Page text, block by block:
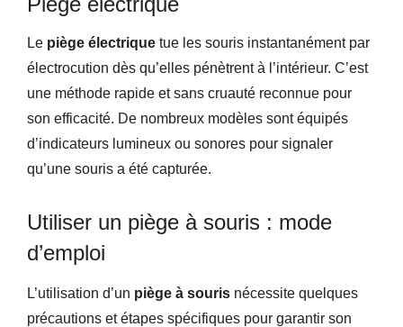
Le piège électrique tue les souris instantanément par
électrocution dès qu’elles pénètrent à l’intérieur. C’est
une méthode rapide et sans cruauté reconnue pour
son efficacité. De nombreux modèles sont équipés
d’indicateurs lumineux ou sonores pour signaler
qu’une souris a été capturée.
Utiliser un piège à souris : mode
d’emploi
L’utilisation d’un piège à souris nécessite quelques
précautions et étapes spécifiques pour garantir son